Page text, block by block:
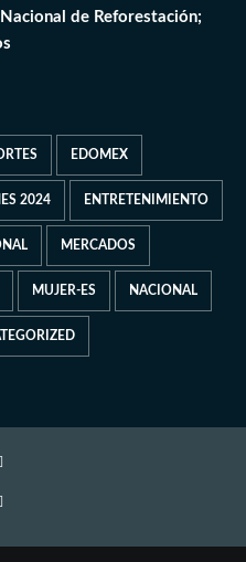
de Reforestación;
EDOMEX
2024 ENTRETENIMIENTO
MERCADOS
MUJER-ES NACIONAL